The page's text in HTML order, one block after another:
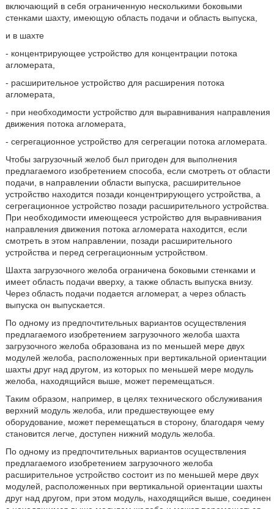
включающий в себя ограниченную несколькими боковыми
стенками шахту, имеющую область подачи и область выпуска,
и в шахте
- концентрирующее устройство для концентрации потока
агломерата,
- расширительное устройство для расширения потока
агломерата,
- при необходимости устройство для выравнивания направления
движения потока агломерата,
- сегрегационное устройство для сегрегации потока агломерата.
Чтобы загрузочный желоб был пригоден для выполнения
предлагаемого изобретением способа, если смотреть от области
подачи, в направлении области выпуска, расширительное
устройство находится позади концентрирующего устройства, а
сегрегационное устройство позади расширительного устройства.
При необходимости имеющееся устройство для выравнивания
направления движения потока агломерата находится, если
смотреть в этом направлении, позади расширительного
устройства и перед сегрегационным устройством.
Шахта загрузочного желоба ограничена боковыми стенками и
имеет область подачи вверху, а также область выпуска внизу.
Через область подачи подается агломерат, а через область
выпуска он выпускается.
По одному из предпочтительных вариантов осуществления
предлагаемого изобретением загрузочного желоба шахта
загрузочного желоба образована из по меньшей мере двух
модулей желоба, расположенных при вертикальной ориентации
шахты друг над другом, из которых по меньшей мере модуль
желоба, находящийся выше, может перемещаться.
Таким образом, например, в целях технического обслуживания
верхний модуль желоба, или предшествующее ему
оборудование, может перемещаться в сторону, благодаря чему
становится легче, доступен нижний модуль желоба.
По одному из предпочтительных вариантов осуществления
предлагаемого изобретением загрузочного желоба
расширительное устройство состоит из по меньшей мере двух
модулей, расположенных при вертикальной ориентации шахты
друг над другом, при этом модуль, находящийся выше, соединен